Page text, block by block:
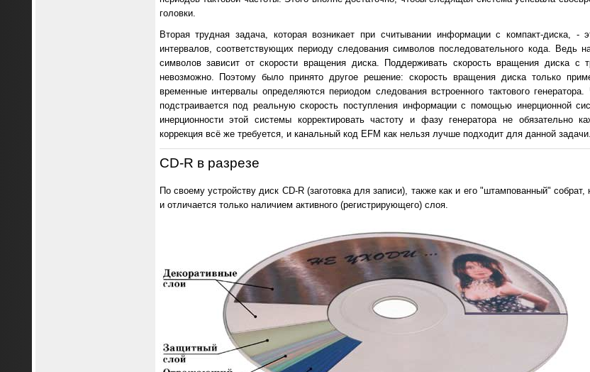
головки.
Вторая трудная задача, которая возникает при считывании информации с компакт-диска, -
интервалов, соответствующих периоду следования символов последовательного кода. Ведь
символов зависит от скорости вращения диска. Поддерживать скорость вращения диска с
невозможно. Поэтому было принято другое решение: скорость вращения диска только
временные интервалы определяются периодом следования встроенного тактового
подстраивается под реальную скорость поступления информации с помощью инерционной
инерционности этой системы корректировать частоту и фазу генератора не обязательно
коррекция всё же требуется, и канальный код EFM как нельзя лучше подходит для данной задачи.
CD-R в разрезе
По своему устройству диск CD-R (заготовка для записи), также как и его "штампованный"
и отличается только наличием активного (регистрирующего) слоя.